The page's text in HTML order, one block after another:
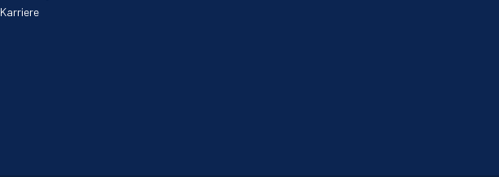
Karriere